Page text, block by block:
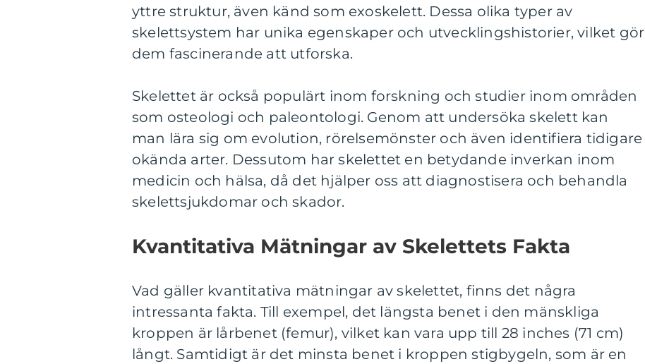
yttre struktur, även känd som exoskelett. Dessa olika typer av
skelettsystem har unika egenskaper och utvecklingshistorier, vilket gör
dem fascinerande att utforska.
Skelettet är också populärt inom forskning och studier inom områden
som osteologi och paleontologi. Genom att undersöka skelett kan
man lära sig om evolution, rörelsemönster och även identifiera tidigare
okända arter. Dessutom har skelettet en betydande inverkan inom
medicin och hälsa, då det hjälper oss att diagnostisera och behandla
skelettsjukdomar och skador.
Kvantitativa Mätningar av Skelettets Fakta
Vad gäller kvantitativa mätningar av skelettet, finns det några
intressanta fakta. Till exempel, det längsta benet i den mänskliga
kroppen är lårbenet (femur), vilket kan vara upp till 28 inches (71 cm)
långt. Samtidigt är det minsta benet i kroppen stigbygeln, som är en